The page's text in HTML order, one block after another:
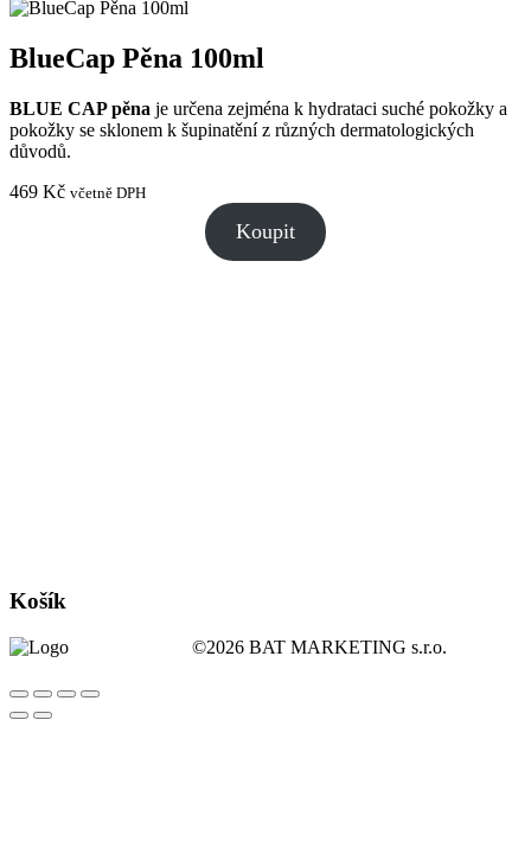
BlueCap Pěna 100ml
BLUE CAP pěna je určena zejména k hydrataci suché pokožky a
pokožky se sklonem k šupinatění z různých dermatologických
důvodů.
469 Kč včetně DPH
Koupit
Košík
©2026 BAT MARKETING s.r.o.